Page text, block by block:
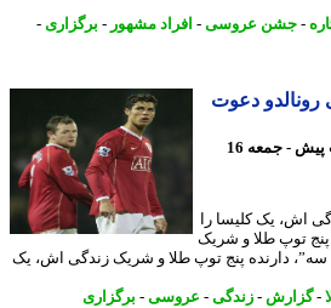
جشن عروسی-افراد مشهور-برگزاری
دعوت
6 ساعت پیش - جمعه 16
یک کلیسا را
توپ طلا و شریک
پنج توپ طلا و شریک زندگی اش، یک
-زندگی-عروسی-برگزاری